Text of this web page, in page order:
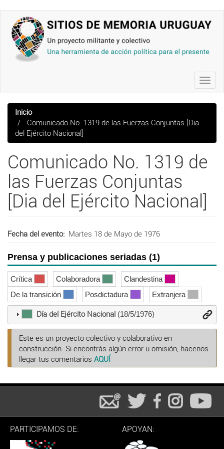
contenido
principal
Inicio
Comunicado No. 1319 de las Fuerzas Conjuntas [Dia
del Ejército Nacional]
Comunicado No. 1319 de
las Fuerzas Conjuntas
[Dia del Ejército Nacional]
Fecha del evento Martes 18 de Mayo de 1976
Prensa y publicaciones seriadas (1)
Crítica Colaboradora
Clandestina
De la transición
Posdictadura Extranjera
Día del Ejército Nacional(18/5/1976)
Este es un proyecto colectivo y colaborativo en
construcción. Si encontrás algún error u omisión, hacenos
llegar tus comentarios AQUÍ
PARTICIPAMOS DE: APOYAN: